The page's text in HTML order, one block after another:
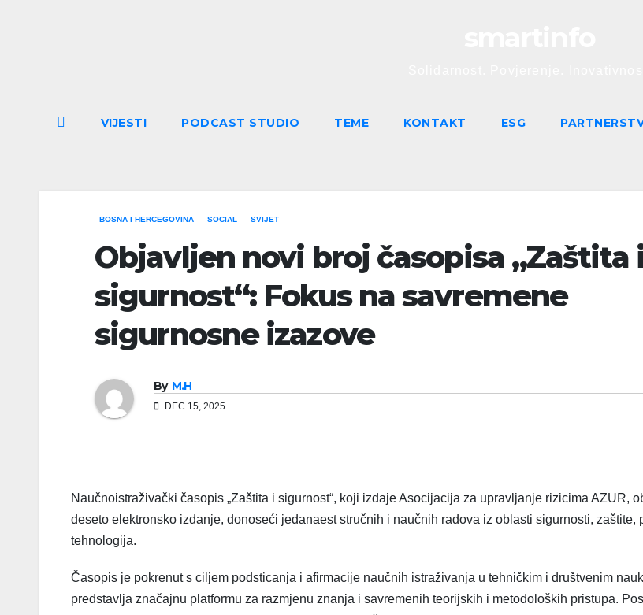
VIJESTI PODCAST STUDIO TEME KONTAKT ESG
BOSNA I HERCEGOVINA SOCIAL SVIJET
Objavljen novi broj časopisa „Zaštita
sigurnost“: Fokus na savremene
sigurnosne izazove
By M.H
DEC 15, 2025
Naučnoistraživački časopis „Zaštita i sigurnost“, koji izdaje Asocijacija za upravljanje rizicima AZUR,
deseto elektronsko izdanje, donoseći jedanaest stručnih i naučnih radova iz oblasti sigurnosti, zaštite,
tehnologija.
Časopis je pokrenut s ciljem podsticanja i afirmacije naučnih istraživanja u tehničkim i društvenim
predstavlja značajnu platformu za razmjenu znanja i savremenih teorijskih i metodoloških pristupa.